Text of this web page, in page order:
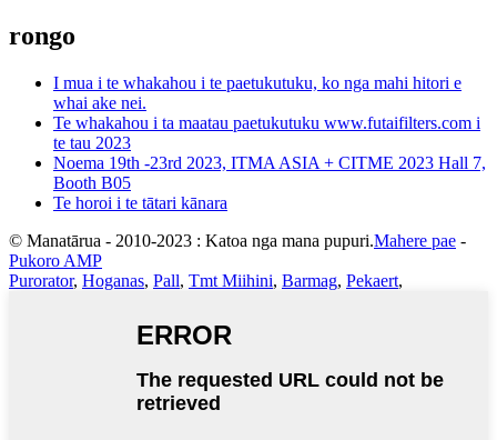
rongo
I mua i te whakahou i te paetukutuku, ko nga mahi hitori e
whai ake nei.
Te whakahou i ta maatau paetukutuku www.futaifilters.com i
te tau 2023
Noema 19th -23rd 2023, ITMA ASIA + CITME 2023 Hall 7,
Booth B05
Te horoi i te tātari kānara
© Manatārua - 2010-2023 : Katoa nga mana pupuri.Mahere pae -
Pukoro AMP
Purorator, Hoganas, Pall, Tmt Miihini, Barmag, Pekaert,